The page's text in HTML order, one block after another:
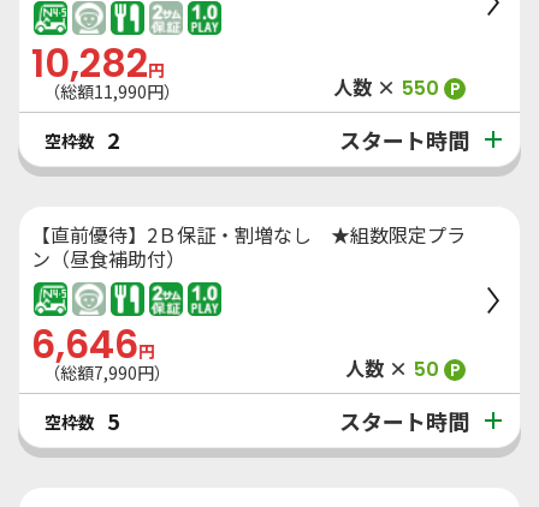
10,282円
（総額11,990円） 人数 × 550 P
空枠数 2 スタート時間
【直前優待】2Ｂ保証・割増なし ★組数限定プラ
ン（昼食補助付）
6,646円
（総額7,990円） 人数 × 50 P
空枠数 5 スタート時間